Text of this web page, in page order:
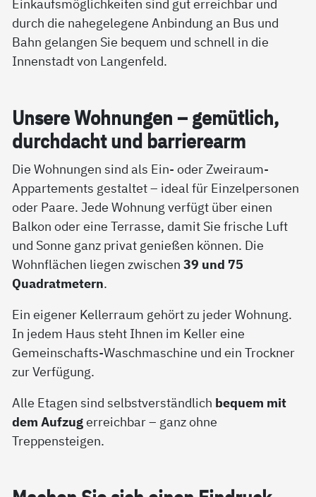
Einkaufsmöglichkeiten sind gut erreichbar und
durch die nahegelegene Anbindung an Bus und
Bahn gelangen Sie bequem und schnell in die
Innenstadt von Langenfeld.
Un­se­re Woh­nun­gen – ge­müt­lich,
durch­dacht und bar­rie­re­arm
Die Wohnungen sind als Ein- oder Zweiraum-
Appartements gestaltet – ideal für Einzelpersonen
oder Paare. Jede Wohnung verfügt über einen
Balkon oder eine Terrasse, damit Sie frische Luft
und Sonne ganz privat genießen können. Die
Wohnflächen liegen zwischen39 und 75
Quadratmetern.
Ein eigener Kellerraum gehört zu jeder Wohnung.
In jedem Haus steht Ihnen im Keller eine
Gemeinschafts-Waschmaschine und ein Trockner
zur Verfügung.
Alle Etagen sind selbstverständlich bequem mit
dem Aufzugerreichbar – ganz ohne
Treppensteigen.